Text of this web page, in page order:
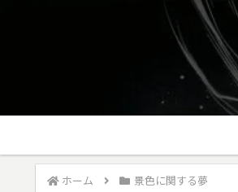
ホーム 景色に関する夢